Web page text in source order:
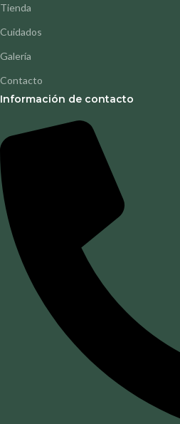
Tienda
Cuidados
Galería
Contacto
Información de contacto